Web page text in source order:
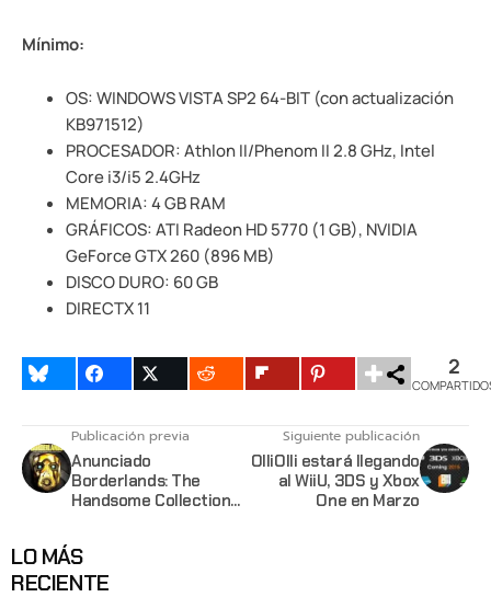
Mínimo:
OS: WINDOWS VISTA SP2 64-BIT (con actualización
KB971512)
PROCESADOR: Athlon II/Phenom II 2.8 GHz, Intel
Core i3/i5 2.4GHz
MEMORIA: 4 GB RAM
GRÁFICOS: ATI Radeon HD 5770 (1 GB), NVIDIA
GeForce GTX 260 (896 MB)
DISCO DURO: 60 GB
DIRECTX 11
2
Publicación previa
Anunciado
Borderlands: The
Handsome Collection
Siguiente publicación
OlliOlli estará llegando
al WiiU, 3DS y Xbox
One en Marzo
LO MÁS
RECIENTE